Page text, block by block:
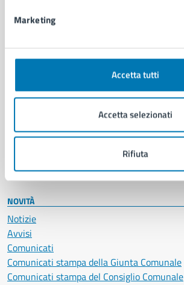
Marketing
Accetta tutti
Accetta selezionati
Rifiuta
Ambiente
Anagrafe e stato civile
Cultura e tempo libero
Educazione e formazione
Giustizia e sicurezza pubblica
Salute, benessere e assistenza
NOVITÀ
Notizie
Avvisi
Comunicati
Comunicati stampa della Giunta Comunale
Comunicati stampa del Consiglio Comunale